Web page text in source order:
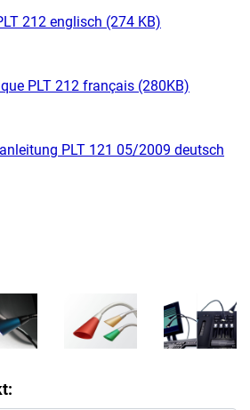
212 englisch (274 KB)
PLT 212 français (280KB)
PLT 121 05/2009 deutsch